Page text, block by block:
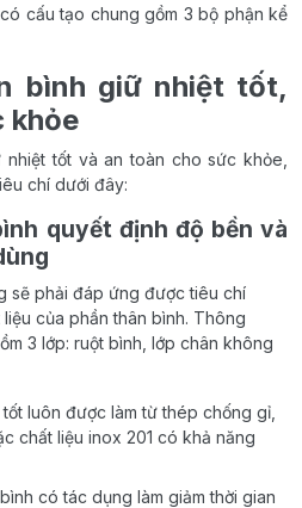
cấu tạo chung gồm 3 bộ phận kể
bình giữ nhiệt tốt,
khỏe
tốt và an toàn cho sức khỏe,
chí dưới đây:
quyết định độ bền và
sẽ phải đáp ứng được tiêu chí
của phần thân bình. Thông
3 lớp: ruột bình, lớp chân không
luôn được làm từ thép chống gỉ,
chất liệu inox 201 có khả năng
có tác dụng làm giảm thời gian